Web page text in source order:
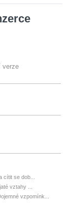
verze
se dob...
vztahy ...
vzpomínk...